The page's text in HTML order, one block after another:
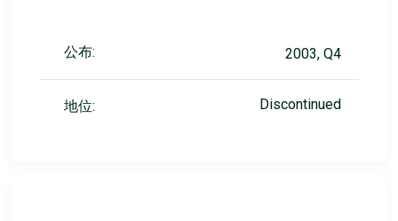
公布: 2003, Q4
地位: Discontinued